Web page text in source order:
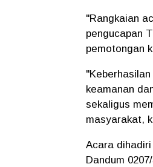
"Rangkaian
pengucapan
pemotongan
keamanan
sekaligus
masyarakat,
Acara
Dandum